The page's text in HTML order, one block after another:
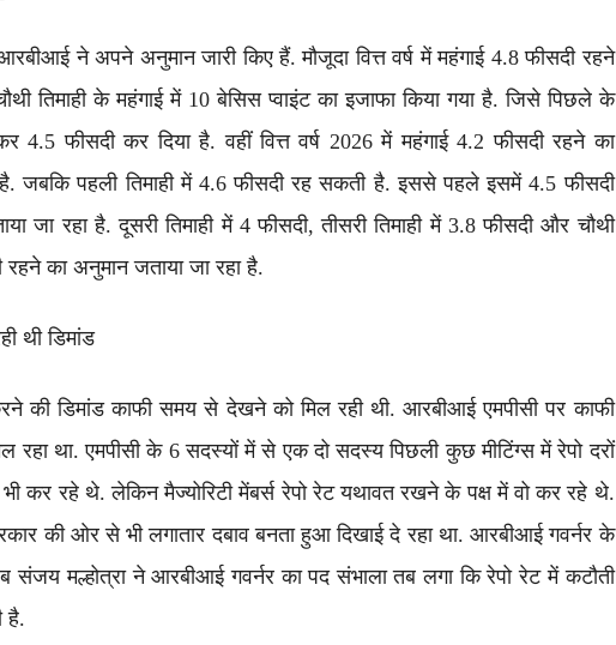
ने अपने अनुमान जारी किए हैं. मौजूदा वित्त वर्ष में महंगाई 4.8 फीसदी रहने
​तिमाही के महंगाई में 10 बेसिस प्वाइंट का इजाफा किया गया है. जिसे पिछले के
4.5 फीसदी कर दिया है. वहीं वित्त वर्ष 2026 में महंगाई 4.2 फीसदी रहने का
है. जबकि पहली तिमाही में 4.6 फीसदी रह सकती है. इससे पहले इसमें 4.5 फीसदी
जा रहा है. दूसरी तिमाही में 4 फीसदी, तीसरी तिमाही में 3.8 फीसदी और चौथी
रहने का अनुमान जताया जा रहा है.
थी डिमांड
की डिमांड काफी समय से देखने को मिल रही थी. आरबीआई एमपीसी पर काफी
रहा था. एमपीसी के 6 सदस्यों में से एक दो सदस्य पिछली कुछ मीटिंग्स में रेपो दरों
कर रहे थे. लेकिन मैज्योरिटी मेंबर्स रेपो रेट यथावत रखने के पक्ष में वो कर रहे थे.
की ओर से भी लगातार दबाव बनता हुआ दिखाई दे रहा था. आरबीआई गवर्नर के
संजय मल्होत्रा ने आरबीआई गवर्नर का पद संभाला तब लगा कि रेपो रेट में कटौती
है.